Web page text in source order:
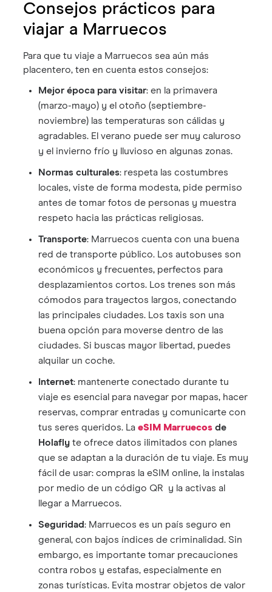
Consejos prácticos para
viajar a Marruecos
Para que tu viaje a Marruecos sea aún más
placentero, ten en cuenta estos consejos:
Mejor época para visitar: en la primavera
(marzo-mayo) y el otoño (septiembre-
noviembre) las temperaturas son cálidas y
agradables. El verano puede ser muy caluroso
y el invierno frío y lluvioso en algunas zonas.
Normas culturales: respeta las costumbres
locales, viste de forma modesta, pide permiso
antes de tomar fotos de personas y muestra
respeto hacia las prácticas religiosas.
Transporte: Marruecos cuenta con una buena
red de transporte público. Los autobuses son
económicos y frecuentes, perfectos para
desplazamientos cortos. Los trenes son más
cómodos para trayectos largos, conectando
las principales ciudades. Los taxis son una
buena opción para moverse dentro de las
ciudades. Si buscas mayor libertad, puedes
alquilar un coche.
Internet: mantenerte conectado durante tu
viaje es esencial para navegar por mapas, hacer
reservas, comprar entradas y comunicarte con
tus seres queridos. LaeSIM Marruecos de
Holafly te ofrece datos ilimitados con planes
que se adaptan a la duración de tu viaje. Es muy
fácil de usar: compras la eSIM online, la instalas
por medio de un código QR y la activas al
llegar a Marruecos.
Seguridad: Marruecos es un país seguro en
general, con bajos índices de criminalidad. Sin
embargo, es importante tomar precauciones
contra robos y estafas, especialmente en
zonas turísticas. Evita mostrar objetos de valor